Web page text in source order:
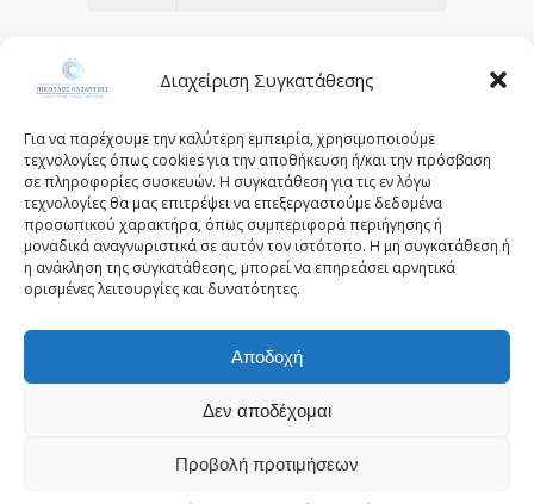
Διαχείριση Συγκατάθεσης
Για να παρέχουμε την καλύτερη εμπειρία, χρησιμοποιούμε
τεχνολογίες όπως cookies για την αποθήκευση ή/και την πρόσβαση
σε πληροφορίες συσκευών. Η συγκατάθεση για τις εν λόγω
τεχνολογίες θα μας επιτρέψει να επεξεργαστούμε δεδομένα
προσωπικού χαρακτήρα, όπως συμπεριφορά περιήγησης ή
μοναδικά αναγνωριστικά σε αυτόν τον ιστότοπο. Η μη συγκατάθεση ή
η ανάκληση της συγκατάθεσης, μπορεί να επηρεάσει αρνητικά
ορισμένες λειτουργίες και δυνατότητες.
Αποδοχή
Δεν αποδέχομαι
Προβολή προτιμήσεων
Being in control of your life and
having realistic expectations about
your day-to-day challenges are the
keys to stress management.
— Josh Billings
Forge.com
Πολιτική Απορρήτου Όροι Χρήσης